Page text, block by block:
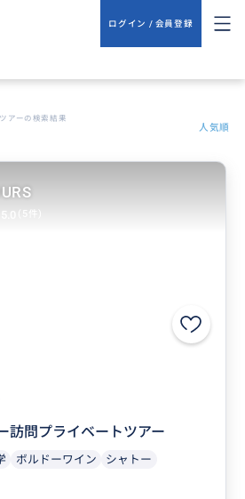
ログイン / 会員登録
アーの検索結果
人気順
訪問プライベートツアー
ボルドーワイン シャトー
5.0 (5件)